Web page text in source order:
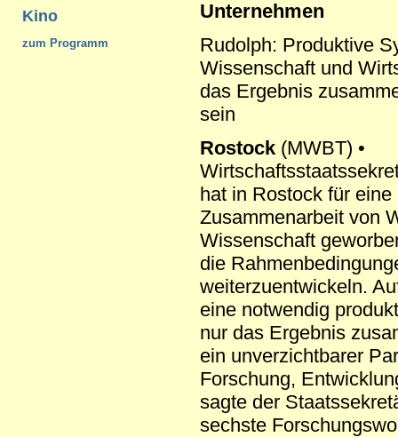
Kino
zum Programm
Unternehmen
Rudolph: Produktive
Wissenschaft und
das Ergebnis
sein
Rostock (MWBT) •
hat in Rostock für eine
Zusammenarbeit von
Wissenschaft
die
weiterzuentwickeln.
eine notwendig
nur das Ergebnis
ein unverzichtbarer
Forschung,
sagte der
sechste